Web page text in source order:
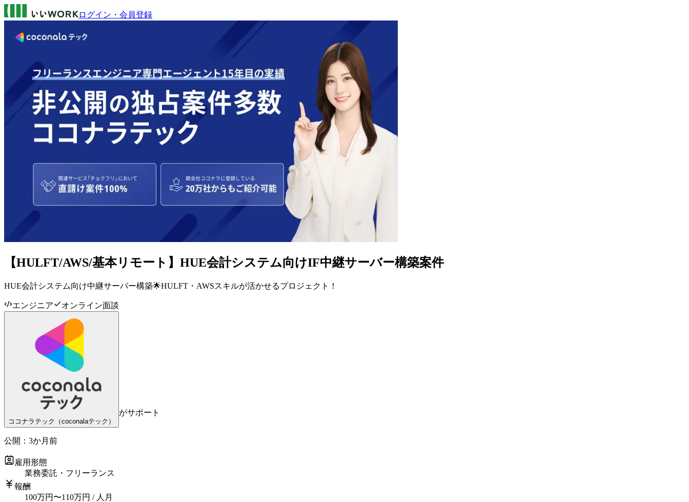
ログイン・会員登録
【HULFT/AWS/基本リモート】HUE会計システム向けIF中継サーバー構築案件
HUE会計システム向け中継サーバー構築🌟HULFT・AWSスキルが活かせるプロジェクト！
エンジニア オンライン面談
ココナラテック（coconalaテック）
がサポート
公開： 3か月前
雇用形態
業務委託・フリーランス
報酬
100万円 〜110万円 / 人月